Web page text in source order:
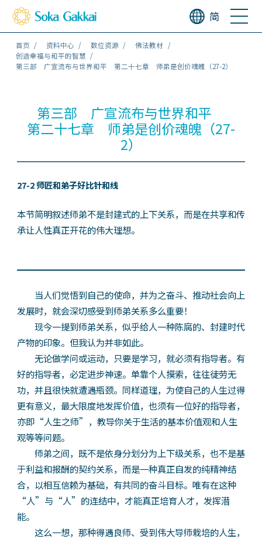
简
首页 资料中心 数位资源
佛法教材
创造幸福与和平的智慧
第三部 广宣流布与世界和平 第二十七章 师弟是创价魂魄（27-2）
第三部 广宣流布与世界和平
第二十七章 师弟是创价魂魄（27-
2）
27-2 师匠和弟子好比针和线
本节简明叙述师弟不是封建式的上下关系，而是在共享和传
承让人性真正开花的伟大理想。
当人们觉悟到自己的使命，并为之奋斗、推动社会向上
发展时，就会深切感受到师弟关系多么重要！
现今一提到师弟关系，似乎给人一种陈腐的、封建时代
产物的印象。但我认为并非如此。
无论做学问或运动，只要是学习，就必须有指导者。有
好的指导者，必定进步神速。单靠个人摸索，往往徒劳无
功，并且很快就遭遇瓶颈。同样道理，为使自己的人生过得
更有意义，最大限度地发挥价值，也须有一位好的指导者，
亦即“人生之师”，教导你关于生活的基本价值观和人生
观等等问题。
师弟之间，既不是依身分划分为上下级关系，也不是基
于利益和报酬的契约关系，而是一种真正自发的纯精神结
合，以相互信赖为基础，有共同的奋斗目标。唯有在这种
“人”与“人”的连结中，才能真正培育人才，发挥潜
能。
这么一想，那种得遇良师、受到伟大导师栽培的人生，